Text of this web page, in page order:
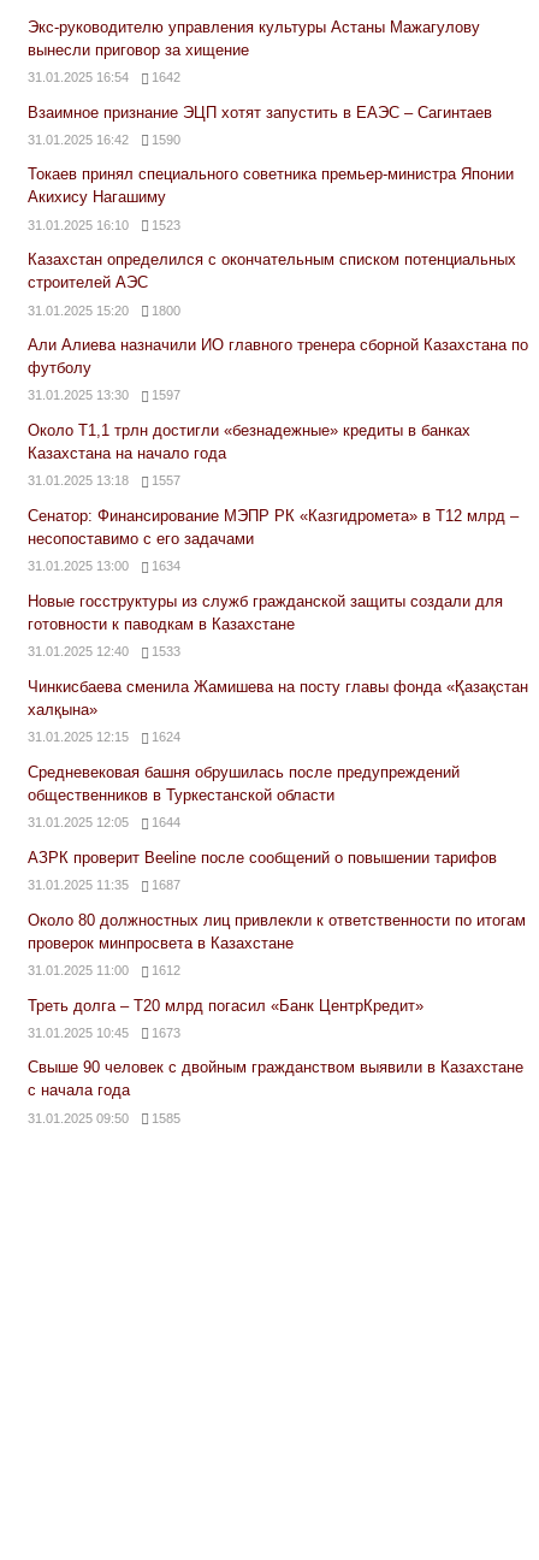
Экс-руководителю управления культуры Астаны Мажагулову
вынесли приговор за хищение
31.01.2025 16:54 1642
Взаимное признание ЭЦП хотят запустить в ЕАЭС – Сагинтаев
31.01.2025 16:42 1590
Токаев принял специального советника премьер-министра Японии
Акихису Нагашиму
31.01.2025 16:10 1523
Казахстан определился с окончательным списком потенциальных
строителей АЭС
31.01.2025 15:20 1800
Али Алиева назначили ИО главного тренера сборной Казахстана по
футболу
31.01.2025 13:30 1597
Около Т1,1 трлн достигли «безнадежные» кредиты в банках
Казахстана на начало года
31.01.2025 13:18 1557
Сенатор: Финансирование МЭПР РК «Казгидромета» в Т12 млрд –
несопоставимо с его задачами
31.01.2025 13:00 1634
Новые госструктуры из служб гражданской защиты создали для
готовности к паводкам в Казахстане
31.01.2025 12:40 1533
Чинкисбаева сменила Жамишева на посту главы фонда «Қазақстан
халқына»
31.01.2025 12:15 1624
Средневековая башня обрушилась после предупреждений
общественников в Туркестанской области
31.01.2025 12:05 1644
АЗРК проверит Beeline после сообщений о повышении тарифов
31.01.2025 11:35 1687
Около 80 должностных лиц привлекли к ответственности по итогам
проверок минпросвета в Казахстане
31.01.2025 11:00 1612
Треть долга – Т20 млрд погасил «Банк ЦентрКредит»
31.01.2025 10:45 1673
Свыше 90 человек с двойным гражданством выявили в Казахстане
с начала года
31.01.2025 09:50 1585